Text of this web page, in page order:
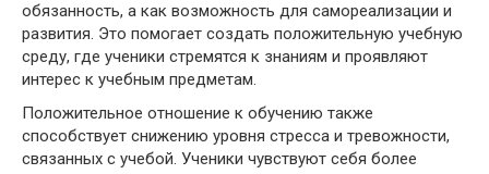
обязанность, а как возможность для самореализации и
развития. Это помогает создать положительную учебную
среду, где ученики стремятся к знаниям и проявляют
интерес к учебным предметам.
Положительное отношение к обучению также
способствует снижению уровня стресса и тревожности,
связанных с учебой. Ученики чувствуют себя более